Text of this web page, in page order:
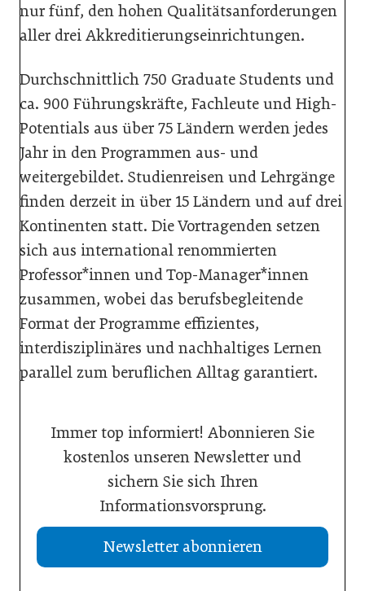
nur fünf, den hohen Qualitätsanforderungen
aller drei Akkreditierungseinrichtungen.
Durchschnittlich 750 Graduate Students und
ca. 900 Führungskräfte, Fachleute und High-
Potentials aus über 75 Ländern werden jedes
Jahr in den Programmen aus- und
weitergebildet. Studienreisen und Lehrgänge
finden derzeit in über 15 Ländern und auf drei
Kontinenten statt. Die Vortragenden setzen
sich aus international renommierten
Professor*innen und Top-Manager*innen
zusammen, wobei das berufsbegleitende
Format der Programme effizientes,
interdisziplinäres und nachhaltiges Lernen
parallel zum beruflichen Alltag garantiert.
Immer top informiert! Abonnieren Sie
kostenlos unseren Newsletter und
sichern Sie sich Ihren
Informationsvorsprung.
Newsletter abonnieren